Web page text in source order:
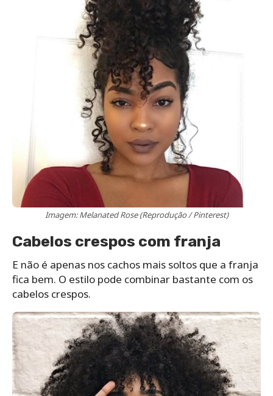
Imagem: Melanated Rose (Reprodução / Pinterest)
Cabelos crespos com franja
E não é apenas nos cachos mais soltos que a franja
fica bem. O estilo pode combinar bastante com os
cabelos crespos.